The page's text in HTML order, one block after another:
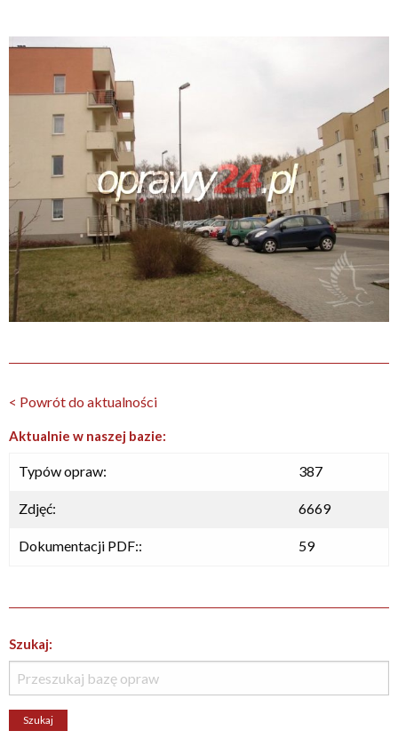
< Powrót do aktualności
Aktualnie w naszej bazie:
Typów opraw: 387
Zdjęć: 6669
Dokumentacji PDF:: 59
Szukaj: